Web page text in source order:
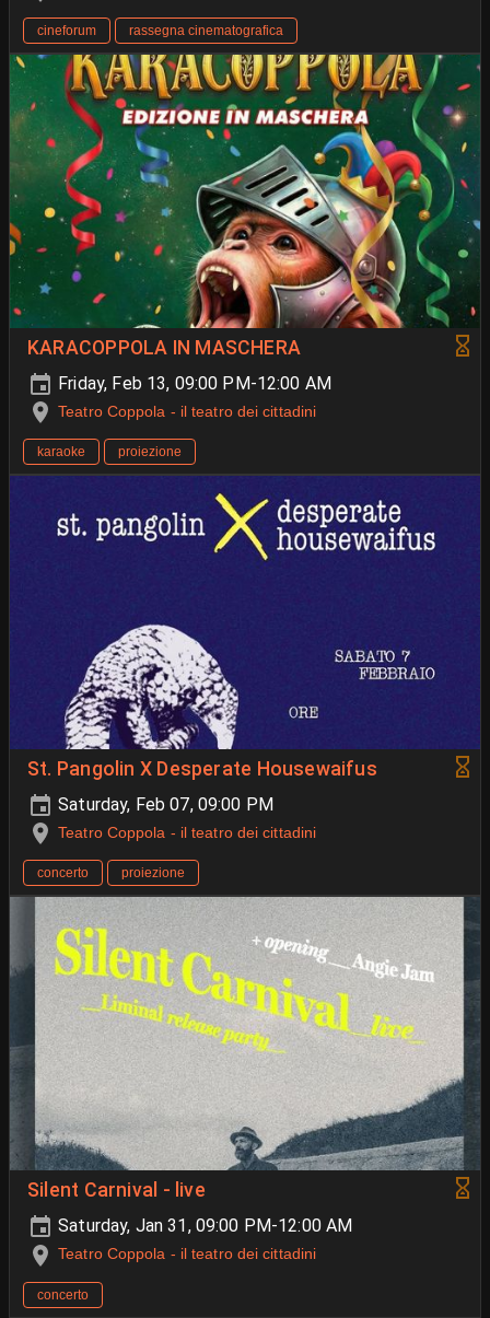
cineforum rassegna cinematografica
KARACOPPOLA IN MASCHERA
Friday, Feb 13, 09:00 PM-12:00 AM
Teatro Coppola - il teatro dei cittadini
karaoke proiezione
St. Pangolin X Desperate Housewaifus
Saturday, Feb 07, 09:00 PM
Teatro Coppola - il teatro dei cittadini
concerto proiezione
Silent Carnival - live
Saturday, Jan 31, 09:00 PM-12:00 AM
Teatro Coppola - il teatro dei cittadini
concerto